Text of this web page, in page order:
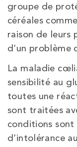
groupe de
céréales
raison de leurs
d’un problème
La maladie
sensibilité au
toutes une
sont traitées
conditions sont
d’intolérance